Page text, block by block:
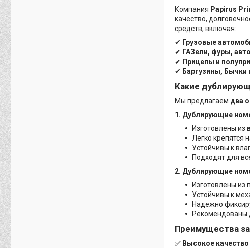
Компания Papirus
качество,
средств, включая:
✔ Грузовые
✔ ГАЗели, фуры,
✔ Прицепы и
✔ Баргузины, Бычки
Какие
Мы предлагаем два
1. Дублирующие
Изготовлены из
Легко крепятся
Устойчивы к
Подходят для
2. Дублирующие
Изготовлены из
Устойчивы к
Надежно
Рекомендованы
Преимущества
✅ Высокое